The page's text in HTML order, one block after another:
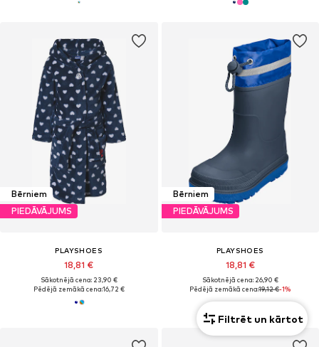
Bērniem
PIEDĀVĀJUMS
PLAYSHOES
18,81 €
Sākotnējā cena: 23,90 €
Pēdējā zemākā cena:16,72 €
Bērniem
PIEDĀVĀJUMS
PLAYSHOES
18,81 €
Sākotnējā cena: 26,90 €
Pēdējā zemākā cena:19,12 €-1%
Filtrēt un kārtot